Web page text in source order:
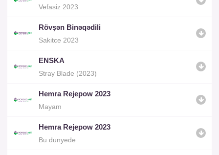
Vefasiz 2023
Rövşən Binəqədili
Sakitce 2023
ENSKA
Stray Blade (2023)
Hemra Rejepow 2023
Mayam
Hemra Rejepow 2023
Bu dunyede